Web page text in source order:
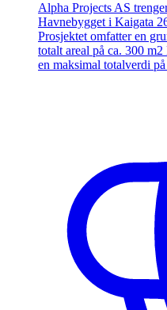
Alpha Projects AS
Havnebygget i Kaigata
Prosjektet omfatter en
totalt areal på ca. 300
en maksimal totalverdi